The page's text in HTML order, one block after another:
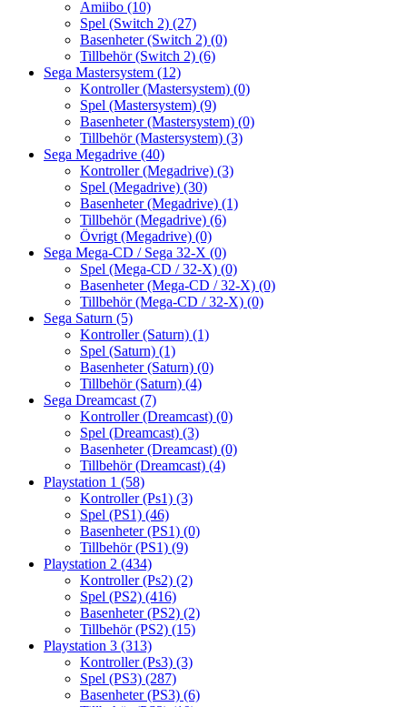
Amiibo (10)
Spel (Switch 2) (27)
Basenheter (Switch 2) (0)
Tillbehör (Switch 2) (6)
Sega Mastersystem (12)
Kontroller (Mastersystem) (0)
Spel (Mastersystem) (9)
Basenheter (Mastersystem) (0)
Tillbehör (Mastersystem) (3)
Sega Megadrive (40)
Kontroller (Megadrive) (3)
Spel (Megadrive) (30)
Basenheter (Megadrive) (1)
Tillbehör (Megadrive) (6)
Övrigt (Megadrive) (0)
Sega Mega-CD / Sega 32-X (0)
Spel (Mega-CD / 32-X) (0)
Basenheter (Mega-CD / 32-X) (0)
Tillbehör (Mega-CD / 32-X) (0)
Sega Saturn (5)
Kontroller (Saturn) (1)
Spel (Saturn) (1)
Basenheter (Saturn) (0)
Tillbehör (Saturn) (4)
Sega Dreamcast (7)
Kontroller (Dreamcast) (0)
Spel (Dreamcast) (3)
Basenheter (Dreamcast) (0)
Tillbehör (Dreamcast) (4)
Playstation 1 (58)
Kontroller (Ps1) (3)
Spel (PS1) (46)
Basenheter (PS1) (0)
Tillbehör (PS1) (9)
Playstation 2 (434)
Kontroller (Ps2) (2)
Spel (PS2) (416)
Basenheter (PS2) (2)
Tillbehör (PS2) (15)
Playstation 3 (313)
Kontroller (Ps3) (3)
Spel (PS3) (287)
Basenheter (PS3) (6)